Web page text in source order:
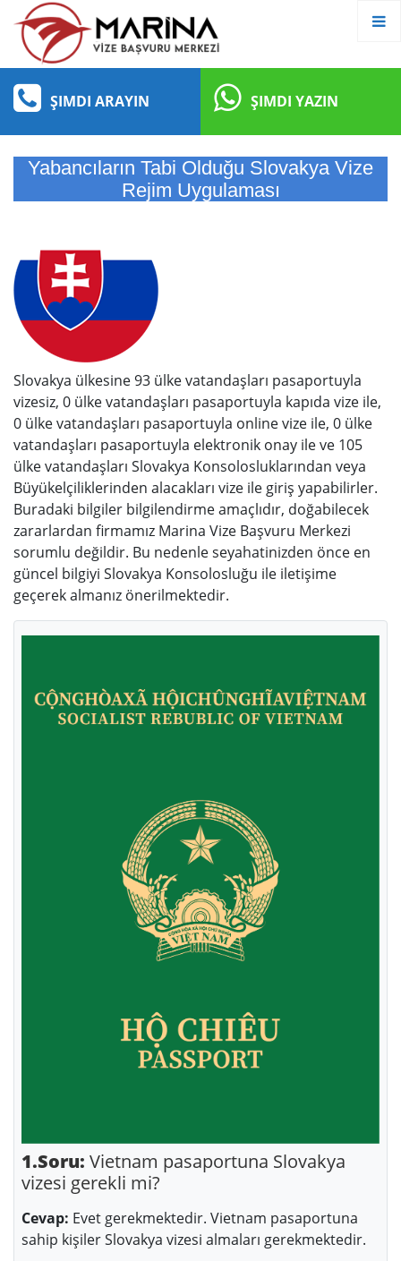
ŞIMDI ARAYIN ŞIMDI YAZIN
Yabancıların Tabi Olduğu Slovakya Vize
Rejim Uygulaması
Slovakya ülkesine 93 ülke vatandaşları pasaportuyla
vizesiz, 0 ülke vatandaşları pasaportuyla kapıda vize ile,
0 ülke vatandaşları pasaportuyla online vize ile, 0 ülke
vatandaşları pasaportuyla elektronik onay ile ve 105
ülke vatandaşları Slovakya Konsolosluklarından veya
Büyükelçiliklerinden alacakları vize ile giriş yapabilirler.
Buradaki bilgiler bilgilendirme amaçlıdır, doğabilecek
zararlardan firmamız Marina Vize Başvuru Merkezi
sorumlu değildir. Bu nedenle seyahatinizden önce en
güncel bilgiyi Slovakya Konsolosluğu ile iletişime
geçerek almanız önerilmektedir.
1.Soru: Vietnam pasaportuna Slovakya
vizesi gerekli mi?
Cevap: Evet gerekmektedir. Vietnam pasaportuna
sahip kişiler Slovakya vizesi almaları gerekmektedir.